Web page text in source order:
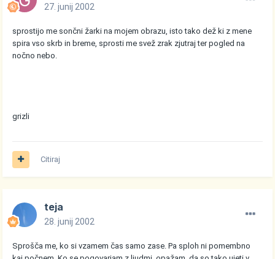
27. junij 2002
sprostijo me sončni žarki na mojem obrazu, isto tako dež ki z mene
spira vso skrb in breme, sprosti me svež zrak zjutraj ter pogled na
nočno nebo.
grizli
Citiraj
teja
28. junij 2002
Sprošča me, ko si vzamem čas samo zase. Pa sploh ni pomembno